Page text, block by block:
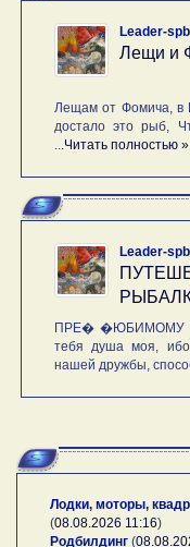
Leader-spb
Лещи и
Лещам от Фомича, в
достало это рыб,
...Читать полностью »
Leader-spb
ПРЕ� �ЮБИМОМУ
тебя душа моя, ибо
нашей дружбы,
Лодки, моторы,
(08.08.2026 11:16)
Родбилдинг (